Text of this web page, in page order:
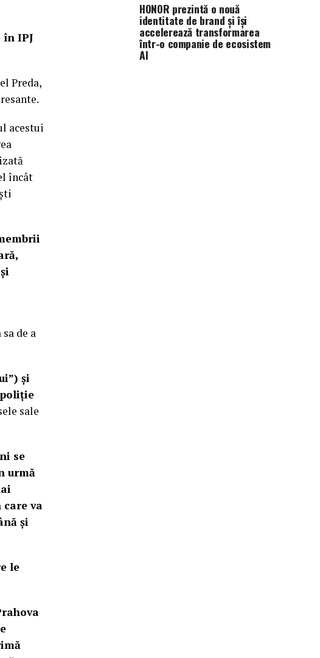
IPJ
Preda,
acestui
încât
de a
și
sale
se
urmă
care va
și
le
HONOR prezintă o nouă
identitate de brand și își
accelerează transformarea
într-o companie de ecosistem
AI